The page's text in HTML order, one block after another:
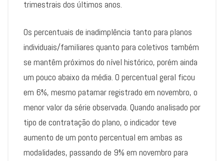
trimestrais dos últimos anos.
Os percentuais de inadimplência tanto para planos
individuais/familiares quanto para coletivos também
se mantêm próximos do nível histórico, porém ainda
um pouco abaixo da média. O percentual geral ficou
em 6%, mesmo patamar registrado em novembro, o
menor valor da série observada. Quando analisado por
tipo de contratação do plano, o indicador teve
aumento de um ponto percentual em ambas as
modalidades, passando de 9% em novembro para